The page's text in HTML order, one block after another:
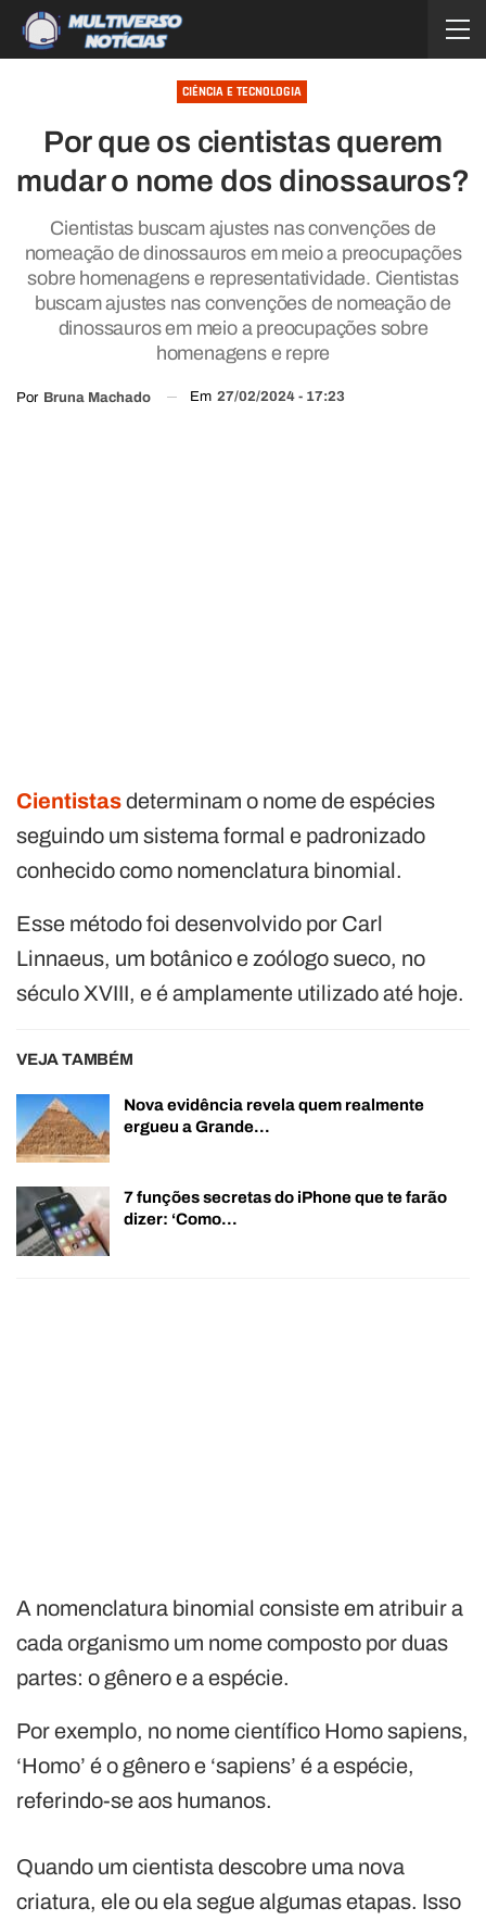
CIÊNCIA E TECNOLOGIA
Por que os cientistas querem
mudar o nome dos dinossauros?
Cientistas buscam ajustes nas convenções de
nomeação de dinossauros em meio a preocupações
sobre homenagens e representatividade. Cientistas
buscam ajustes nas convenções de nomeação de
dinossauros em meio a preocupações sobre
homenagens e repre
Por Bruna Machado Em 27/02/2024 - 17:23
Cientistasdeterminam o nome de espécies
seguindo um sistema formal e padronizado
conhecido como nomenclatura binomial.
Esse método foi desenvolvido por Carl
Linnaeus, um botânico e zoólogo sueco, no
século XVIII, e é amplamente utilizado até hoje.
VEJA TAMBÉM
Nova evidência revela quem realmente
ergueu a Grande…
7 funções secretas do iPhone que te farão
dizer: ‘Como…
A nomenclatura binomial consiste em atribuir a
cada organismo um nome composto por duas
partes: o gênero e a espécie.
Por exemplo, no nome científico Homo sapiens,
‘Homo’ é o gênero e ‘sapiens’ é a espécie,
referindo-se aos humanos.
Quando um cientista descobre uma nova
criatura, ele ou ela segue algumas etapas. Isso